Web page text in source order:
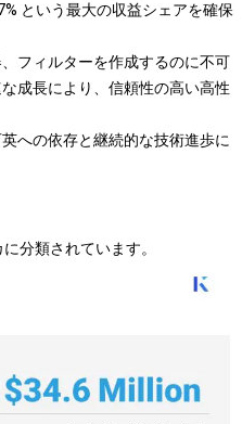
という最大の収益シェアを確保
フィルターを作成するのに不可
成長により、信頼性の高い高性
への依存と継続的な技術進歩に
分類されています。